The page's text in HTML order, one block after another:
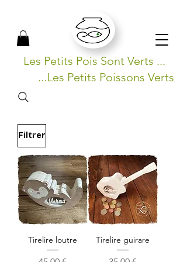
Les Petits Pois Sont Verts ...
...Les Petits Poissons Verts
Filtrer
Tirelire loutre Tirelire guirare